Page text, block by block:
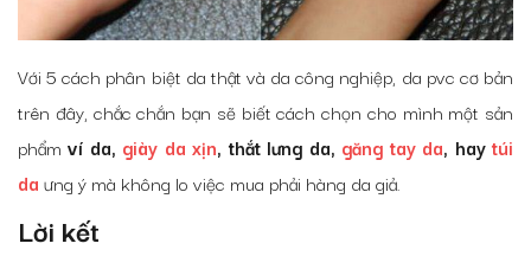
Với 5 cách phân biệt da thật và da công nghiệp, da pvc cơ bản
trên đây, chắc chắn bạn sẽ biết cách chọn cho mình một sản
phẩmví da, giày da xịn, thắt lưng da, găng tay da, haytúi
da ưng ý mà không lo việc mua phải hàng da giả.
Lời kết